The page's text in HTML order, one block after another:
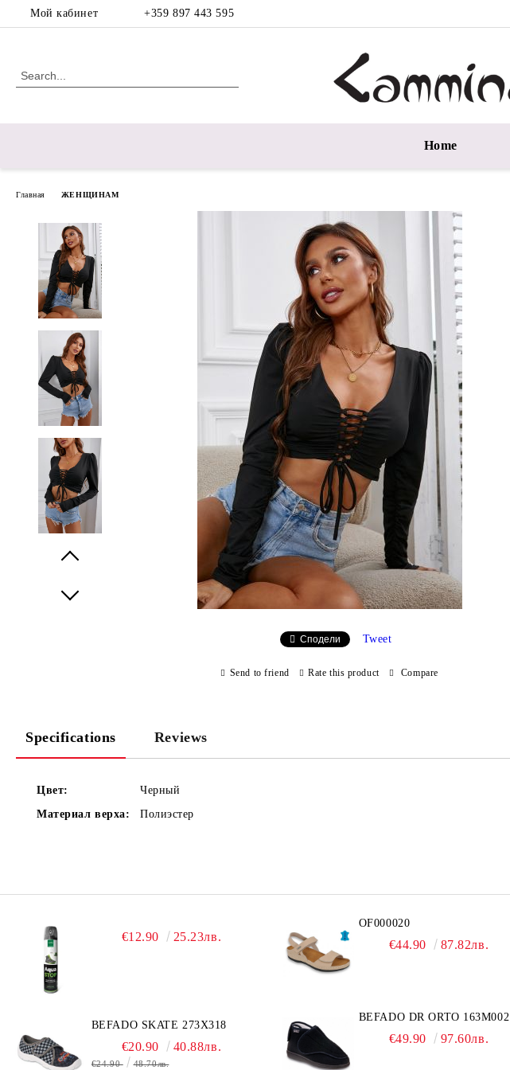
Мой кабинет +359 897 443 595
Home
Главная ЖЕНЩИНАМ
Сподели Tweet
Send to friend Rate this product Compare
Specifications Reviews
Цвет:
Черный
Материал верха:
Полиэстер
€12.90 25.23лв.
BEFADO SKATE 273X318
€20.90 40.88лв.
€24.90 48.70лв.
OF000020
€44.90 87.82лв.
BEFADO DR ORTO 163M002
€49.90 97.60лв.